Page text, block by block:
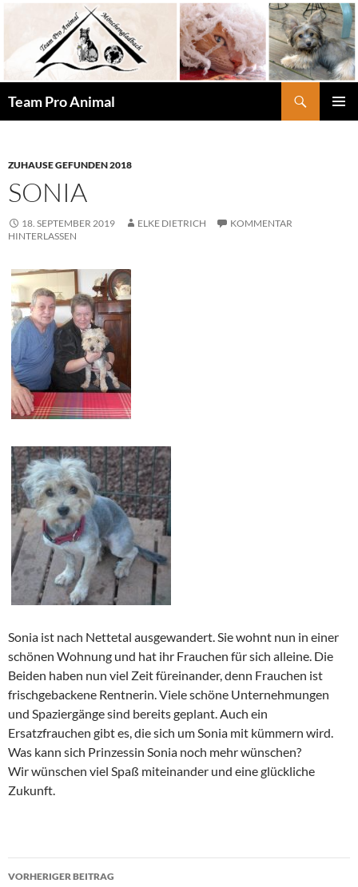
springen
Team Pro Animal
ZUHAUSE GEFUNDEN 2018
SONIA
18. SEPTEMBER 2019 ELKE DIETRICH
KOMMENTAR
HINTERLASSEN
Sonia ist nach Nettetal ausgewandert. Sie wohnt nun in einer
schönen Wohnung und hat ihr Frauchen für sich alleine. Die
Beiden haben nun viel Zeit füreinander, denn Frauchen ist
frischgebackene Rentnerin. Viele schöne Unternehmungen
und Spaziergänge sind bereits geplant. Auch ein
Ersatzfrauchen gibt es, die sich um Sonia mit kümmern wird.
Was kann sich Prinzessin Sonia noch mehr wünschen?
Wir wünschen viel Spaß miteinander und eine glückliche
Zukunft.
Beitragsnavigation
VORHERIGER BEITRAG